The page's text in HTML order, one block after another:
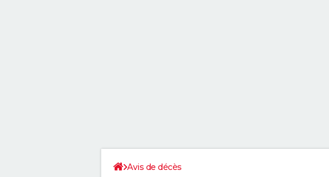
Avis de décès